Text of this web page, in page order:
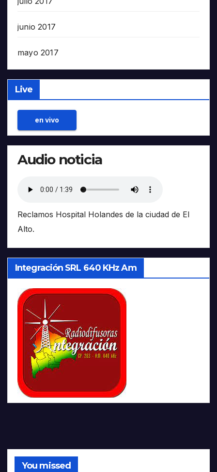
junio 2017
mayo 2017
Live
en vivo
Audio noticia
Reclamos Hospital Holandes de la ciudad de El
Alto.
Integración SRL 640 KHz Am
You missed